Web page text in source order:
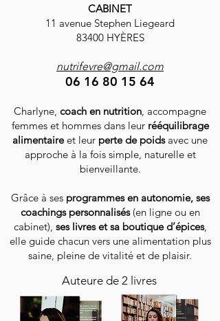
- Ail
- Menthe douce
- Persil
- Estragon
des traces de céleri et de
moutarde.
Chaque sachet de 30g vous
colorés et pleins de saveurs.
Ajoutez mon Mix d'Épices
Bowl et Salades à vos
recettes et transformez vos
repas en véritables festins
sains et gourmands.
Commandez dès maintenant
CABINET
11 avenue Stephen Liegeard
83400 HYÈRES
nutrifevre@gmail.com
06 16 80 15 64
Charlyne, coach en nutrition, accompagne
femmes et hommes dans leur rééquilibrage
alimentaireet leur perte de poidsavec une
approche à la fois simple, naturelle et
bienveillante.
Grâce à ses programmes en autonomie, ses
coachings personnalisés(en ligne ou en
cabinet), ses livres et sa boutique d’épices,
elle guide chacun vers une alimentation plus
saine, pleine de vitalité et de plaisir.
Auteure de 2 livres